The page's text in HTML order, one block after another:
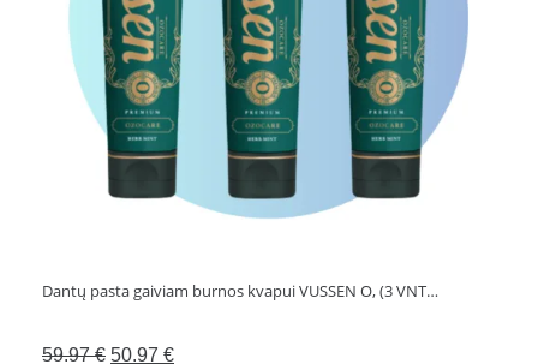
Dantų pasta gaiviam burnos kvapui VUSSEN O, (3 VNT…
59.97€ Original
50.97 €Current